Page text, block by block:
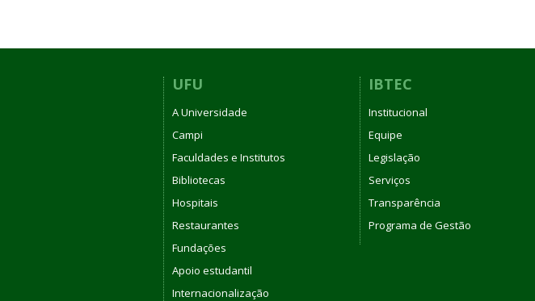
UFU
A Universidade
Campi
Faculdades e Institutos
Bibliotecas
Hospitais
Restaurantes
Fundações
Apoio estudantil
Internacionalização
IBTEC
Institucional
Equipe
Legislação
Serviços
Transparência
Programa de Gestão